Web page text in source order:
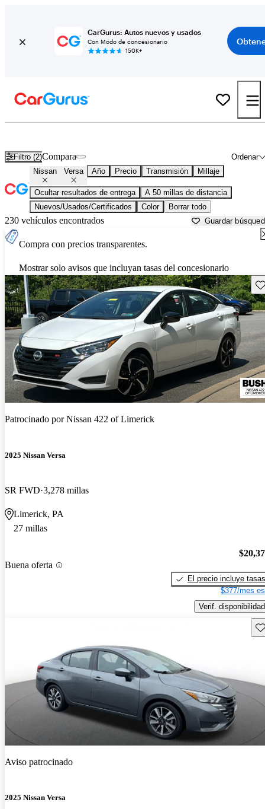
CarGurus: Autos nuevos y usados
Con Modo de concesionario
150K+
Filtro (2) Ordenar
Compara
Nissan Versa Año Precio Transmisión Millaje
Ocultar resultados de entrega
A 50 millas de distancia
Nuevos/Usados/Certificados
Color Borrar todo
230 vehículos encontrados Guardar
Compra con precios transparentes.
Mostrar solo avisos que incluyan tasas del concesionario
Patrocinado porNissan 422 of Limerick
2025 Nissan Versa
SR FWD 3,278 millas
Limerick, PA
27 millas
Buena oferta
El precio incluye tasas
$377/mes
Verif. disponibilidad
Aviso patrocinado
2025 Nissan Versa